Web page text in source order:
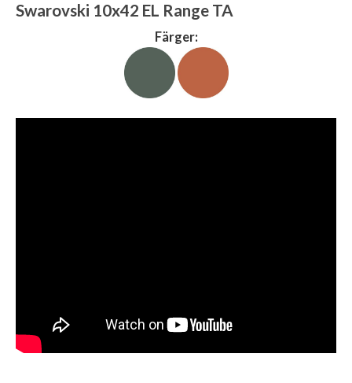
Swarovski 10x42 EL Range TA
Färger: